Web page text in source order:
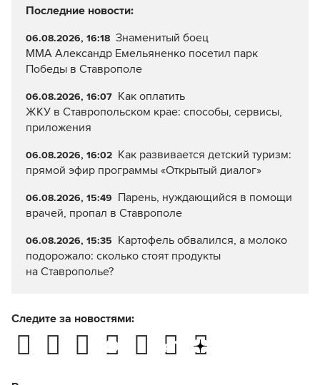
Последние новости:
06.08.2026, 16:18 Знаменитый боец
ММА Александр Емельяненко посетил парк
Победы в Ставрополе
06.08.2026, 16:07 Как оплатить
ЖКУ в Ставропольском крае: способы, сервисы,
приложения
06.08.2026, 16:02 Как развивается детский туризм:
прямой эфир программы «Открытый диалог»
06.08.2026, 15:49 Парень, нуждающийся в помощи
врачей, пропал в Ставрополе
06.08.2026, 15:35 Картофель обвалился, а молоко
подорожало: сколько стоят продукты
на Ставрополье?
Следите за новостями: